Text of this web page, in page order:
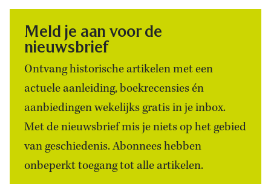
Meld je aan voor de
nieuwsbrief
Ontvang historische artikelen met een
actuele aanleiding, boekrecensies én
aanbiedingen wekelijks gratis in je inbox.
Met de nieuwsbrief mis je niets op het gebied
van geschiedenis. Abonnees hebben
onbeperkt toegang tot alle artikelen.